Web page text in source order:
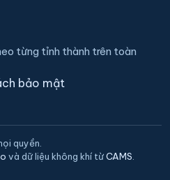
từng tỉnh thành trên toàn
bảo mật
quyền.
và dữ liệu không khí từCAMS